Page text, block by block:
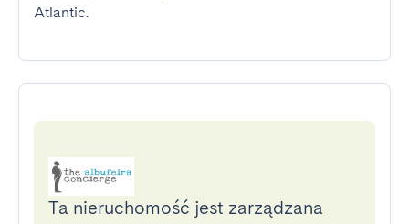
Atlantic.
Ta nieruchomość jest zarządzana